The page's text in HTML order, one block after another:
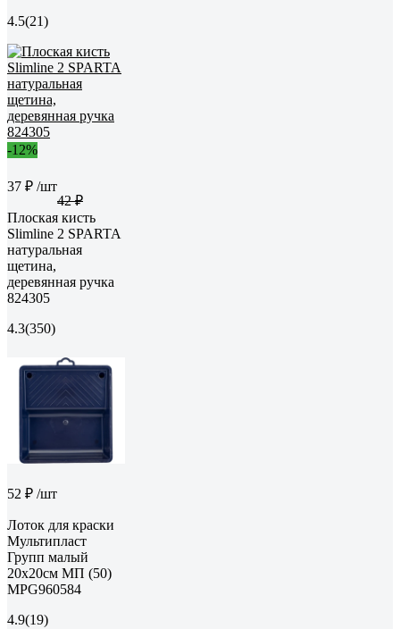
4.5(21)
-12%
37 ₽ /шт
42 ₽
Плоская кисть
Slimline 2 SPARTA
натуральная
щетина,
деревянная ручка
824305
4.3(350)
52 ₽ /шт
Лоток для краски
Мультипласт
Групп малый
20х20см МП (50)
MPG960584
4.9(19)